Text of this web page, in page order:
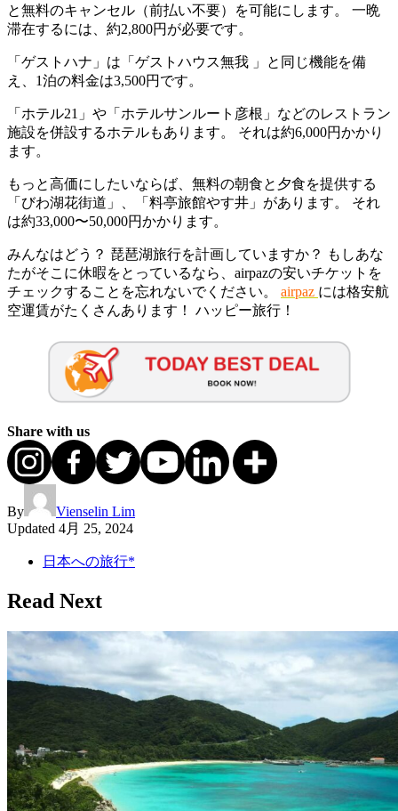
と無料のキャンセル（前払い不要）を可能にします。 一晩
滞在するには、約2,800円が必要です。
「ゲストハナ」は「ゲストハウス無我 」と同じ機能を備
え、1泊の料金は3,500円です。
「ホテル21」や「ホテルサンルート彦根」などのレストラン
施設を併設するホテルもあります。 それは約6,000円かかり
ます。
もっと高価にしたいならば、無料の朝食と夕食を提供する
「びわ湖花街道」、「料亭旅館やす井」があります。 それ
は約33,000〜50,000円かかります。
みんなはどう？ 琵琶湖旅行を計画していますか？ もしあな
たがそこに休暇をとっているなら、airpazの安いチケットを
チェックすることを忘れないでください。 airpaz には格安航
空運賃がたくさんあります！ ハッピー旅行！
Share with us
By
Vienselin Lim
Updated 4月 25, 2024
日本への旅行*
Read Next